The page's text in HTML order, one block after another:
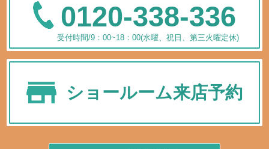
0120-338-336
受付時間/9：00~18：00(水曜、祝日、第三火曜定休)
ショールーム来店予約